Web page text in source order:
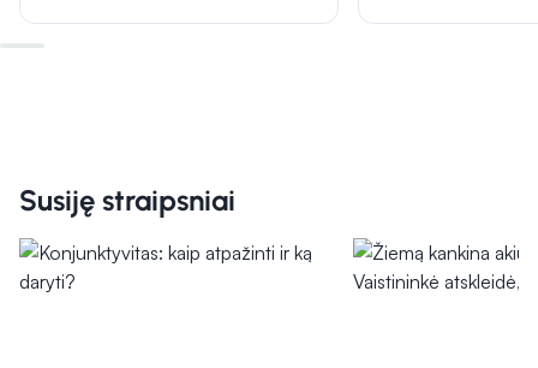
Susiję straipsniai